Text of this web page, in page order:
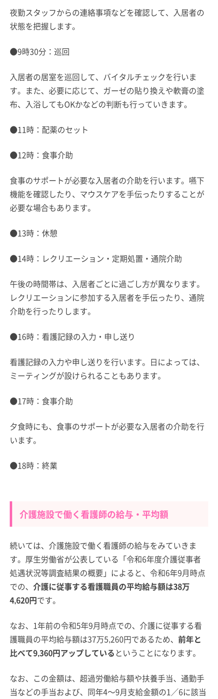
夜勤スタッフからの連絡事項などを確認して、入居者の
状態を把握します。
●9時30分：巡回
入居者の居室を巡回して、バイタルチェックを行いま
す。また、必要に応じて、ガーゼの貼り換えや軟膏の塗
布、入浴してもOKかなどの判断も行っていきます。
●11時：配薬のセット
●12時：食事介助
食事のサポートが必要な入居者の介助を行います。嚥下
機能を確認したり、マウスケアを手伝ったりすることが
必要な場合もあります。
●13時：休憩
●14時：レクリエーション・定期処置・通院介助
午後の時間帯は、入居者ごとに過ごし方が異なります。
レクリエーションに参加する入居者を手伝ったり、通院
介助を行ったりします。
●16時：看護記録の入力・申し送り
看護記録の入力や申し送りを行います。日によっては、
ミーティングが設けられることもあります。
●17時：食事介助
夕食時にも、食事のサポートが必要な入居者の介助を行
います。
●18時：終業
介護施設で働く看護師の給与・平均額
続いては、介護施設で働く看護師の給与をみていきま
す。厚生労働省が公表している「令和6年度介護従事者
処遇状況等調査結果の概要」によると、令和6年9月時点
での、 介護に従事する看護職員の平均給与額は38万
4,620円です。
なお、1年前の令和5年9月時点での、介護に従事する看
護職員の平均給与額は37万5,260円であるため、 前年と
比べて9,360円アップしている ということになります。
なお、この金額は、超過労働給与額や扶養手当、通勤手
当などの手当および、同年4～9月支給金額の1／6に該当